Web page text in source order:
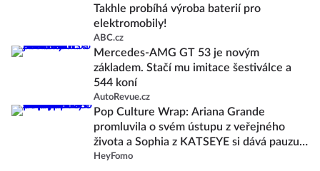
Takhle probíhá výroba baterií pro
elektromobily!
ABC.cz
Mercedes-AMG GT 53 je novým
základem. Stačí mu imitace šestiválce a
544 koní
AutoRevue.cz
Pop Culture Wrap: Ariana Grande
promluvila o svém ústupu z veřejného
života a Sophia z KATSEYE si dává pauzu
od skupiny
HeyFomo